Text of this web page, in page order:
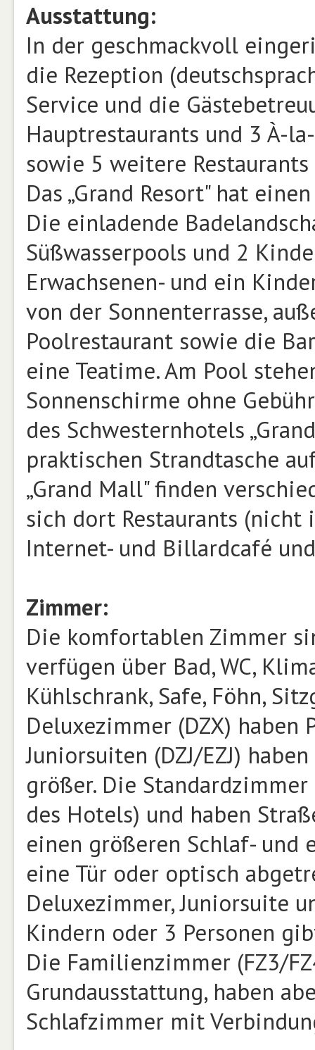
Ausstattung:
In der geschmackvoll
die Rezeption
Service und die
Hauptrestaurants und 3 À-
sowie 5 weitere
Das „Grand Resort" hat
Die einladende
Süßwasserpools und 2
Erwachsenen- und ein
von der Sonnenterrasse,
Poolrestaurant sowie die
eine Teatime. Am Pool
Sonnenschirme ohne
des Schwesternhotels
praktischen Strandtasche
„Grand Mall" finden
sich dort Restaurants
Internet- und Billardcafé
Zimmer:
Die komfortablen Zimmer
verfügen über Bad, WC,
Kühlschrank, Safe, Föhn,
Deluxezimmer (DZX) haben
Juniorsuiten (DZJ/EZJ)
größer. Die
des Hotels) und haben
einen größeren Schlaf- und
eine Tür oder optisch
Deluxezimmer, Juniorsuite
Kindern oder 3 Personen
Die Familienzimmer (FZ3/
Grundausstattung, haben
Schlafzimmer mit